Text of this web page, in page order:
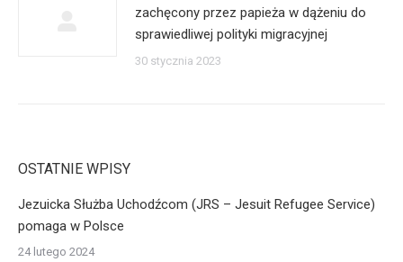
zachęcony przez papieża w dążeniu do
sprawiedliwej polityki migracyjnej
30 stycznia 2023
OSTATNIE WPISY
Jezuicka Służba Uchodźcom (JRS – Jesuit Refugee Service)
pomaga w Polsce
24 lutego 2024